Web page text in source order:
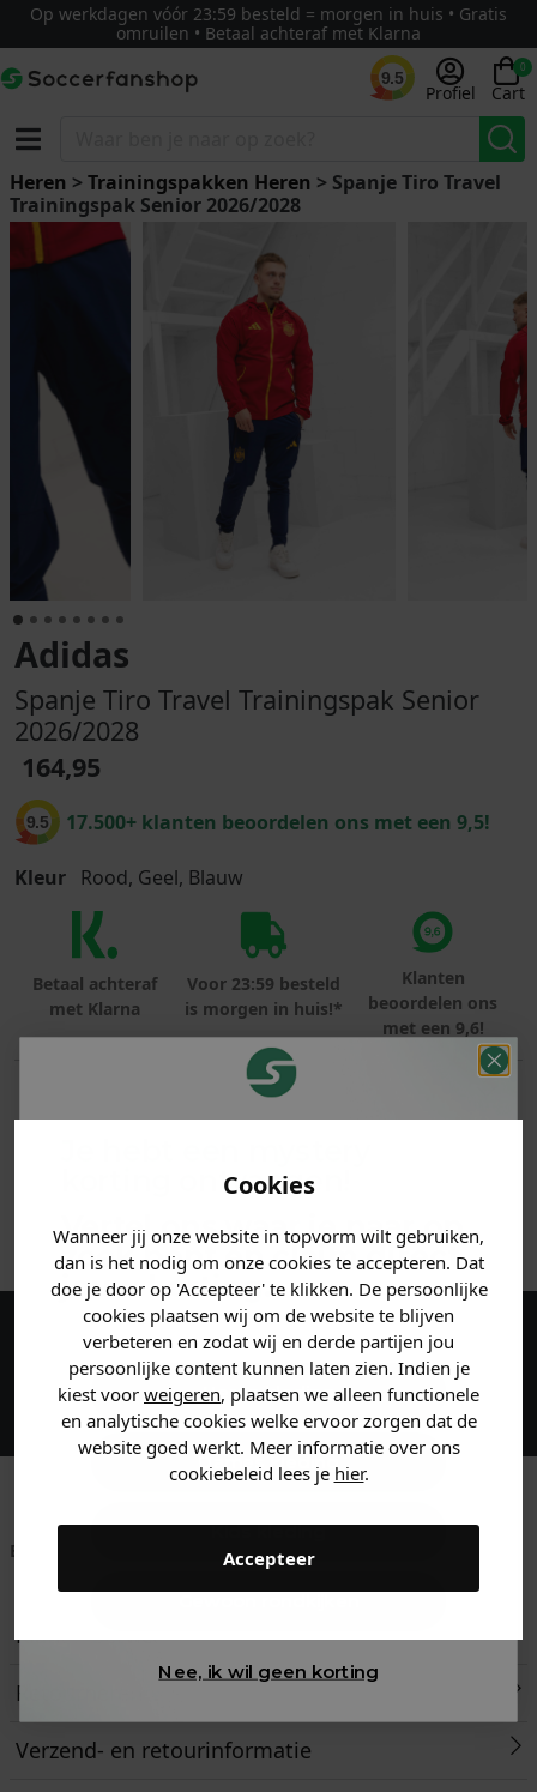
Cookies
Wanneer jij onze website in topvorm wilt gebruiken,
dan is het nodig om onze cookies te accepteren. Dat
doe je door op 'Accepteer' te klikken. De persoonlijke
cookies plaatsen wij om de website te blijven
verbeteren en zodat wij en derde partijen jou
persoonlijke content kunnen laten zien. Indien je
kiest voor weigeren, plaatsen we alleen functionele
en analytische cookies welke ervoor zorgen dat de
website goed werkt. Meer informatie over ons
cookiebeleid lees je hier.
Accepteer
Op werkdagen vóór 23:59 besteld = morgen in huis • Gratis
omruilen • Betaal achteraf met Klarna
9.5
Profiel
0
Cart
Heren >Trainingspakken Heren > Spanje Tiro Travel
Trainingspak Senior 2026/2028
Adidas
Spanje Tiro Travel Trainingspak Senior
2026/2028
164,95
9.5 17.500+ klanten beoordelen ons met een 9,5!
Kleur Rood, Geel, Blauw
Betaal achteraf
met Klarna
Voor 23:59 besteld
is morgen in huis!*
Klanten
beoordelen ons
met een 9,6!
PRODUCTINFORMATIE
Maak een account aan en ontvang 5%
korting op je eerste bestelling!
Betaal achteraf met
Voor 23:59 besteld
is morgen in huis!*
Klantenservice
Retourneren
Verzend- en retourinformatie
korting ontvangen!
Vertel ons waar je naar op
zoek bent en claim direct
jouwkorting.
Heren kleding
Dames kleding
Kids kleding
Nee, ik wil geen korting